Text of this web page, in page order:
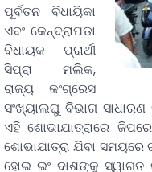
ପୂର୍ବତନ ବିଧାୟିକା
ଏବଂ କେନ୍ଦ୍ରାପଡା
ବିଧାୟକ ପ୍ରାର୍ଥୀ
ସିପ୍ରା ମଲିକ,
ରାଜ୍ୟ କଂଗ୍ରେସ
ସଂଖ୍ୟାଲଘୁ ବିଭାଗ
ଏହି ଶୋଭାଯାତ୍ରାରେ
ଶୋଭାଯାତ୍ରା ଯିିବା ସମୟରେ
ହୋଇ ଇଂ ଦାଶଙ୍କୁ ସ୍ୱାଗତ